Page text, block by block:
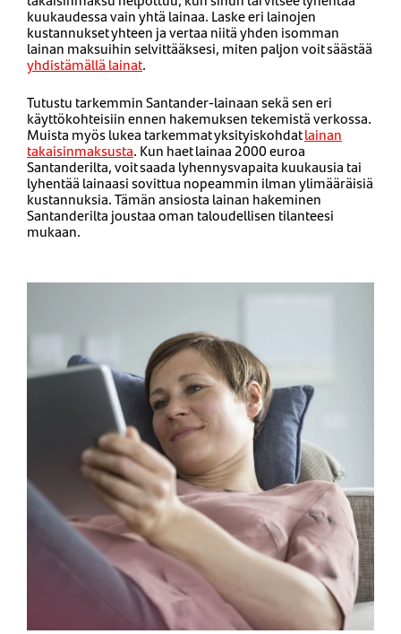
kuukaudessa vain yhtä lainaa. Laske eri lainojen
kustannukset yhteen ja vertaa niitä yhden isomman
lainan maksuihin selvittääksesi, miten paljon voit säästää
yhdistämällä lainat.
Tutustu tarkemmin Santander-lainaan sekä sen eri
käyttökohteisiin ennen hakemuksen tekemistä verkossa.
Muista myös lukea tarkemmat yksityiskohdatlainan
takaisinmaksusta. Kun haet lainaa 2000 euroa
Santanderilta, voit saada lyhennysvapaita kuukausia tai
lyhentää lainaasi sovittua nopeammin ilman ylimääräisiä
kustannuksia. Tämän ansiosta lainan hakeminen
Santanderilta joustaa oman taloudellisen tilanteesi
mukaan.